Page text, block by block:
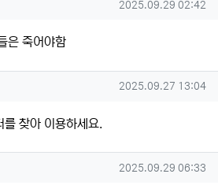
작성일
2025.09.29 02:42
은 죽어야함
댓글 작성일
2025.09.27 13:04
를 찾아 이용하세요.
작성일
2025.09.29 06:33